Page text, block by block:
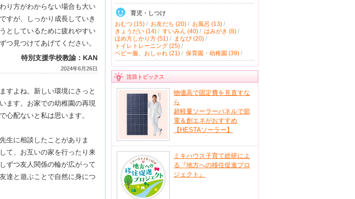
り方がわからない場合も大い
すが、しっかり成長していき
としているために疲れやすい
つ見つけてあげてください。
特別支援学校教諭：KAN
2024年6月26日
すよね。新しい環境にさっと
ます。お家での幼稚園の再現
心配ないと私は思います。
生に相談したことがありま
て、お互いの家を行ったり来
ずつ友人関係の輪が広がって
達と遊ぶことで自然に身につ
育児・しつけ
おむつ (15)/ お友だち (20)/ お風呂 (13)/
きょうだい (14)/ すいみん (40)/ はみがき (8)/
ほめ方しかり方 (51)/ まなび (20)/
トイレトレーニング (25)/
ベビー服、おしゃれ (21)/ 保育園・幼稚園 (39)/
注目トピックス
物価高で固定費を見直すな
ら
超軽量ソーラーパネルで節
電＆創エネがおすすめ
【HESTAソーラー】
ミキハウス子育て総研によ
る『地方への移住促進プロ
ジェクト』